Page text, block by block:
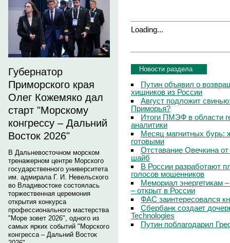
Губернатор
Приморского края
Олег Кожемяко дал
старт "Морскому
конгрессу – Дальний
Восток 2026"
В Дальневосточном морском
тренажерном центре Морского
государственного университета
им. адмирала Г. И. Невельского
во Владивостоке состоялась
торжественная церемония
открытия конкурса
профессионального мастерства
"Море зовет 2026", одного из
самых ярких событий "Морского
конгресса – Дальний Восток
Loading...
Новости раздела
Путин объявил о
хищников из России
Август подложит
Приморья?
Итоги ПМЭФ в области
аналитики
Месяц магнитных бурь:
готовыми
Отставание Овечкина
шайб
В России разработают
голосов мошенников
Мемориал энергетикам
– открыт в России
ФАС заинтересовался
Сбербанк создает
Technologies
Путин поблагодарил